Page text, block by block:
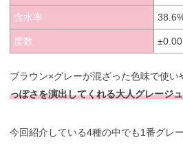
含水率
度数
ブラウン×グレーが混ざった色味で使い
っぽさを演出してくれる大人グレージ
今回紹介している4種の中でも1番グレ